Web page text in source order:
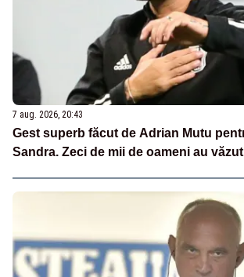
7 aug. 2026, 20:43
Gest superb făcut de Adrian Mutu
Sandra. Zeci de mii de oameni au